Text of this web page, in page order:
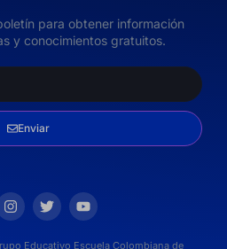
para obtener información
y conocimientos gratuitos.
Enviar
Educativo Escuela Colombiana de